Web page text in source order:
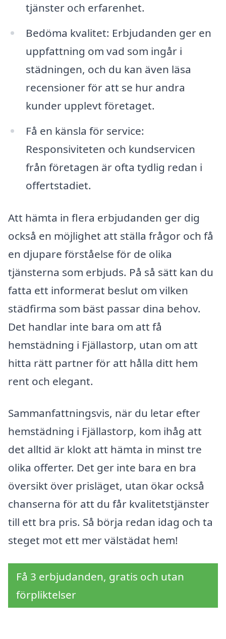
tjänster och erfarenhet.
Bedöma kvalitet: Erbjudanden ger en
uppfattning om vad som ingår i
städningen, och du kan även läsa
recensioner för att se hur andra
kunder upplevt företaget.
Få en känsla för service:
Responsiviteten och kundservicen
från företagen är ofta tydlig redan i
offertstadiet.
Att hämta in flera erbjudanden ger dig
också en möjlighet att ställa frågor och få
en djupare förståelse för de olika
tjänsterna som erbjuds. På så sätt kan du
fatta ett informerat beslut om vilken
städfirma som bäst passar dina behov.
Det handlar inte bara om att få
hemstädning i Fjällastorp, utan om att
hitta rätt partner för att hålla ditt hem
rent och elegant.
Sammanfattningsvis, när du letar efter
hemstädning i Fjällastorp, kom ihåg att
det alltid är klokt att hämta in minst tre
olika offerter. Det ger inte bara en bra
översikt över prisläget, utan ökar också
chanserna för att du får kvalitetstjänster
till ett bra pris. Så börja redan idag och ta
steget mot ett mer välstädat hem!
Få 3 erbjudanden, gratis och utan
förpliktelser